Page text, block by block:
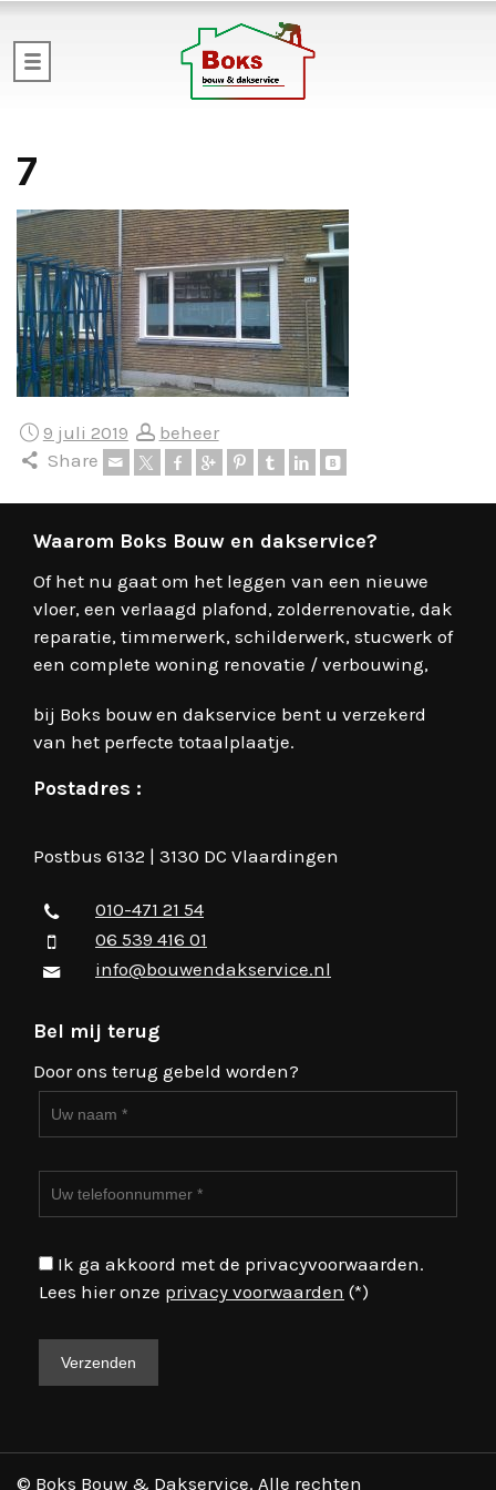
7
9 juli 2019
beheer
Share
Waarom Boks Bouw en dakservice?
Of het nu gaat om het leggen van een nieuwe
vloer, een verlaagd plafond, zolderrenovatie, dak
reparatie, timmerwerk, schilderwerk, stucwerk of
een complete woning renovatie / verbouwing,
bij Boks bouw en dakservice bent u verzekerd
van het perfecte totaalplaatje.
Postadres :
Postbus 6132 | 3130 DC Vlaardingen
010-471 21 54
06 539 416 01
info@bouwendakservice.nl
Bel mij terug
Door ons terug gebeld worden?
Ik ga akkoord met de privacyvoorwaarden.
Lees hier onze privacy voorwaarden (*)
© Boks Bouw & Dakservice. Alle rechten